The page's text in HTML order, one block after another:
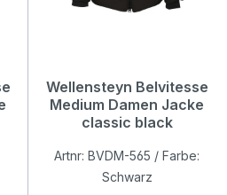
Wellensteyn Belvitesse
Medium Damen Jacke
classic black
Artnr: BVDM-565 / Farbe:
Schwarz